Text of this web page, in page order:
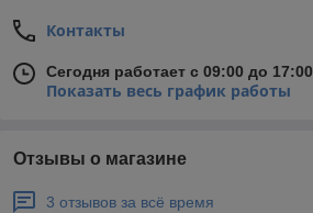
Контакты
Сегодня работает с 09:00 до 17:00
Показать весь график работы
Отзывы о магазине
3 отзывов за всё время